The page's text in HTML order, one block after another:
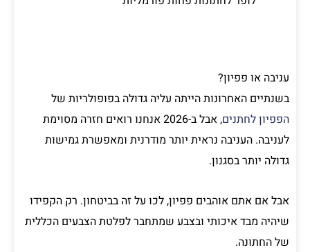
עניבה או פפיון?
בשנתיים האחרונות הייתה עליה גדולה בפופולריות של
הפפיון לחתנים
, אבל ב-2026 אנחנו רואים חזרה מסוימת
לעניבה. העניבה נראית יותר מודרנית ומאפשרת גמישות
גדולה יותר בסגנון.
אבל אם אתם אוהבים פפיון, לכו על זה בביטחון. רק הקפידו
שיהיה מבד איכותי ובצבע שמתחבר לפלטת הצבעים הכללית
של החתונה.